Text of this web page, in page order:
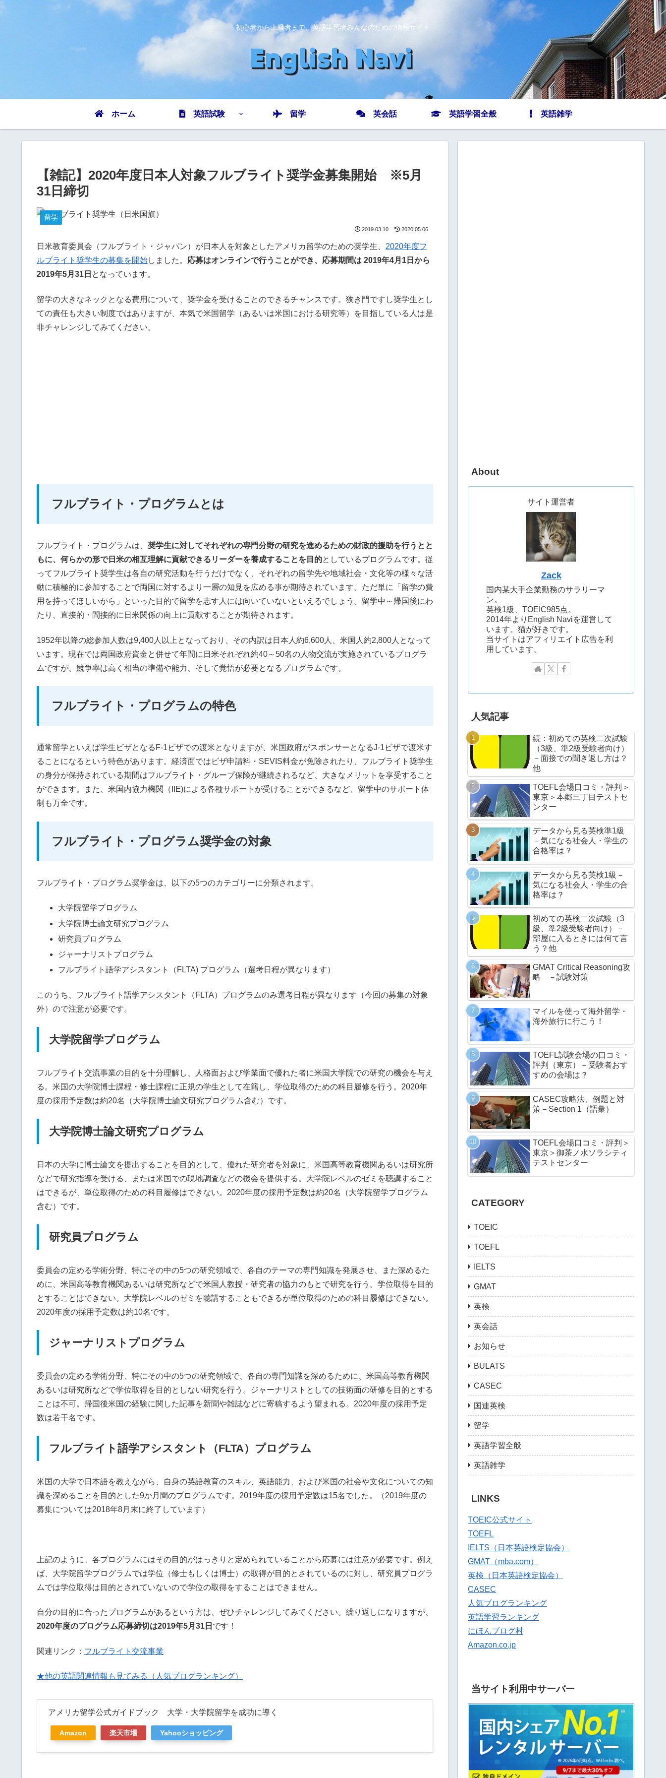
初心者から上級者まで、英語学習者みんなのための情報サイト
ホーム 英語試験 留学 英会話 英語学習全般 英語雑学
【雑記】2020年度日本人対象フルブライト奨学金募集開始 ※5月
31日締切
留学
2019.03.10 2020.05.06
日米教育委員会（フルブライト・ジャパン）が日本人を対象としたアメリカ留学のための奨学生、 2020年度フ
ルブライト奨学生の募集を開始しました。 応募はオンラインで行うことができ、応募期間は 2019年4月1日から
2019年5月31日 となっています。
留学の大きなネックとなる費用について、奨学金を受けることのできるチャンスです。狭き門ですし奨学生とし
ての責任も大きい制度ではありますが、本気で米国留学（あるいは米国における研究等）を目指している人は是
非チャレンジしてみてください。
フルブライト・プログラムとは
フルブライト・プログラムは、 奨学生に対してそれぞれの専門分野の研究を進めるための財政的援助を行うとと
もに、何らかの形で日米の相互理解に貢献できるリーダーを養成することを目的としているプログラムです。従
ってフルブライト奨学生は各自の研究活動を行うだけでなく、それぞれの留学先や地域社会・文化等の様々な活
動に積極的に参加することで両国に対するより一層の知見を広める事が期待されています。ただ単に「留学の費
用を持ってほしいから」といった目的で留学を志す人には向いていないといえるでしょう。留学中～帰国後にわ
たり、直接的・間接的に日米関係の向上に貢献することが期待されます。
1952年以降の総参加人数は9,400人以上となっており、その内訳は日本人約6,600人、米国人約2,800人となって
います。現在では両国政府資金と併せて年間に日米それぞれ約40～50名の人物交流が実施されているプログラ
ムですが、競争率は高く相当の準備や能力、そして覚悟が必要となるプログラムです。
フルブライト・プログラムの特色
通常留学といえば学生ビザとなるF-1ビザでの渡米となりますが、米国政府がスポンサーとなるJ-1ビザで渡米す
ることになるという特色があります。経済面ではビザ申請料・SEVIS料金が免除されたり、フルブライト奨学生
の身分が保持されている期間はフルブライト・グループ保険が継続されるなど、大きなメリットを享受すること
ができます。また、米国内協力機関（IIE)による各種サポートが受けることができるなど、留学中のサポート体
制も万全です。
フルブライト・プログラム奨学金の対象
フルブライト・プログラム奨学金は、以下の5つのカテゴリーに分類されます。
大学院留学プログラム
大学院博士論文研究プログラム
研究員プログラム
ジャーナリストプログラム
フルブライト語学アシスタント（FLTA) プログラム（選考日程が異なります）
このうち、フルブライト語学アシスタント（FLTA）プログラムのみ選考日程が異なります（今回の募集の対象
外）ので注意が必要です。
大学院留学プログラム
フルブライト交流事業の目的を十分理解し、人格面および学業面で優れた者に米国大学院での研究の機会を与え
る。米国の大学院博士課程・修士課程に正規の学生として在籍し、学位取得のための科目履修を行う。2020年
度の採用予定数は約20名（大学院博士論文研究プログラム含む）です。
大学院博士論文研究プログラム
日本の大学に博士論文を提出することを目的として、優れた研究者を対象に、米国高等教育機関あるいは研究所
などで研究指導を受ける、または米国での現地調査などの機会を提供する。大学院レベルのゼミを聴講すること
はできるが、単位取得のための科目履修はできない。2020年度の採用予定数は約20名（大学院留学プログラム
含む）です。
研究員プログラム
委員会の定める学術分野、特にその中の5つの研究領域で、各自のテーマの専門知識を発展させ、また深めるた
めに、米国高等教育機関あるいは研究所などで米国人教授・研究者の協力のもとで研究を行う。学位取得を目的
とすることはできない。大学院レベルのゼミを聴講することもできるが単位取得のための科目履修はできない。
2020年度の採用予定数は約10名です。
ジャーナリストプログラム
委員会の定める学術分野、特にその中の5つの研究領域で、各自の専門知識を深めるために、米国高等教育機関
あるいは研究所などで学位取得を目的としない研究を行う。ジャーナリストとしての技術面の研修を目的とする
ことは不可。帰国後米国の経験に関した記事を新聞や雑誌などに寄稿するよう望まれる。2020年度の採用予定
数は若干名です。
フルブライト語学アシスタント（FLTA）プログラム
米国の大学で日本語を教えながら、自身の英語教育のスキル、英語能力、および米国の社会や文化についての知
識を深めることを目的とした9か月間のプログラムです。2019年度の採用予定数は15名でした。（2019年度の
募集については2018年8月末に終了しています）
上記のように、各プログラムにはその目的がはっきりと定められていることから応募には注意が必要です。例え
ば、大学院留学プログラムでは学位（修士もしくは博士）の取得が目的とされているのに対し、研究員プログラ
ムでは学位取得は目的とされていないので学位の取得をすることはできません。
自分の目的に合ったプログラムがあるという方は、ぜひチャレンジしてみてください。繰り返しになりますが、
2020年度のプログラム応募締切は2019年5月31日 です！
関連リンク： フルブライト交流事業
★他の英語関連情報も見てみる（人気ブログランキング）
アメリカ留学公式ガイドブック 大学・大学院留学を成功に導く
Amazon 楽天市場 Yahooショッピング
About
サイト運営者
Zack
国内某大手企業勤務のサラリーマ
ン。
英検1級、TOEIC985点。
2014年よりEnglish Naviを運営して
います。猫が好きです。
当サイトはアフィリエイト広告を利
用しています。
人気記事
続：初めての英検二次試験
（3級、準2級受験者向け）
－面接での聞き返し方は？
他
TOEFL会場口コミ・評判＞
東京＞本郷三丁目テストセ
ンター
データから見る英検準1級
－気になる社会人・学生の
合格率は？
データから見る英検1級－
気になる社会人・学生の合
格率は？
初めての英検二次試験（3
級、準2級受験者向け）－
部屋に入るときには何て言
う？他
GMAT Critical Reasoning攻
略 －試験対策
マイルを使って海外留学・
海外旅行に行こう！
TOEFL試験会場の口コミ・
評判（東京）－受験者おす
すめの会場は？
CASEC攻略法、例題と対
策－Section 1（語彙）
TOEFL会場口コミ・評判＞
東京＞御茶ノ水ソラシティ
テストセンター
CATEGORY
TOEIC
TOEFL
IELTS
GMAT
英検
英会話
お知らせ
BULATS
CASEC
国連英検
留学
英語学習全般
英語雑学
LINKS
TOEIC公式サイト
TOEFL
IELTS（日本英語検定協会）
GMAT（mba.com）
英検（日本英語検定協会）
CASEC
人気ブログランキング
英語学習ランキング
にほんブログ村
Amazon.co.jp
当サイト利用中サーバー